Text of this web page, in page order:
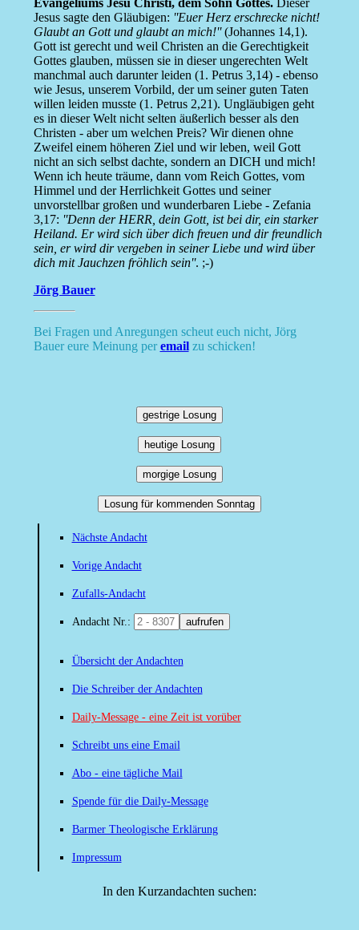
Evangeliums Jesu Christi, dem Sohn Gottes.Dieser
Jesus sagte den Gläubigen: ''Euer Herz erschrecke nicht!
Glaubt an Gott und glaubt an mich!''(Johannes 14,1).
Gott ist gerecht und weil Christen an die Gerechtigkeit
Gottes glauben, müssen sie in dieser ungerechten Welt
manchmal auch darunter leiden (1. Petrus 3,14) - ebenso
wie Jesus, unserem Vorbild, der um seiner guten Taten
willen leiden musste (1. Petrus 2,21). Ungläubigen geht
es in dieser Welt nicht selten äußerlich besser als den
Christen - aber um welchen Preis? Wir dienen ohne
Zweifel einem höheren Ziel und wir leben, weil Gott
nicht an sich selbst dachte, sondern an DICH und mich!
Wenn ich heute träume, dann vom Reich Gottes, vom
Himmel und der Herrlichkeit Gottes und seiner
unvorstellbar großen und wunderbaren Liebe - Zefania
3,17: ''Denn der HERR, dein Gott, ist bei dir, ein starker
Heiland. Er wird sich über dich freuen und dir freundlich
sein, er wird dir vergeben in seiner Liebe und wird über
dich mit Jauchzen fröhlich sein''. ;-)
Jörg Bauer
Bei Fragen und Anregungen scheut euch nicht, Jörg
Bauer eure Meinung peremailzu schicken!
gestrige Losung
heutige Losung
morgige Losung
Losung für kommenden Sonntag
Nächste Andacht
Vorige Andacht
Zufalls-Andacht
Andacht Nr.: aufrufen
Übersicht der Andachten
Die Schreiber der Andachten
Daily-Message - eine Zeit ist vorüber
Schreibt uns eine Email
Abo - eine tägliche Mail
Spende für die Daily-Message
Barmer Theologische Erklärung
Impressum
In den Kurzandachten suchen: